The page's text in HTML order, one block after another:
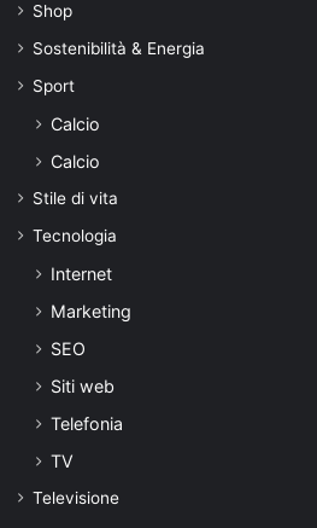
Shop
Sostenibilità & Energia
Sport
Calcio
Calcio
Stile di vita
Tecnologia
Internet
Marketing
SEO
Siti web
Telefonia
TV
Televisione